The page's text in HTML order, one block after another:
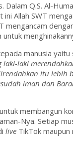
Q.S. Al-
Allah SWT
manusia yaitu
laki
itu lebih
iman dan
membangun
Nya. Setiap
live TikTok maupun